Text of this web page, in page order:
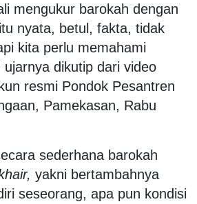
mengukur barokah dengan
nyata, betul, fakta, tidak
kita perlu memahami
ujarnya dikutip dari video
resmi Pondok Pesantren
Pamekasan, Rabu
sederhana barokah
yakni bertambahnya
seseorang, apa pun kondisi